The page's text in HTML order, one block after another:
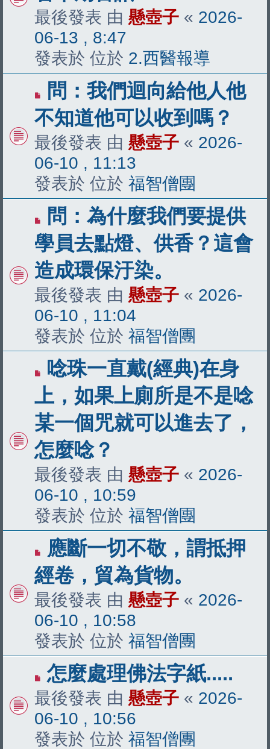
最後發表 由 懸壺子 « 2026-
06-13 , 8:47
發表於 位於 2.西醫報導
有
新
文
章
問：我們迴向給他人他
不知道他可以收到嗎？
最後發表 由 懸壺子 « 2026-
06-10 , 11:13
發表於 位於 福智僧團
有
新
文
章
問：為什麼我們要提供
學員去點燈、供香？這會
造成環保汙染。
最後發表 由 懸壺子 « 2026-
06-10 , 11:04
發表於 位於 福智僧團
有
新
文
章
唸珠一直戴(經典)在身
上，如果上廁所是不是唸
某一個咒就可以進去了，
怎麼唸？
最後發表 由 懸壺子 « 2026-
06-10 , 10:59
發表於 位於 福智僧團
有
新
文
章
應斷一切不敬，謂抵押
經卷，貿為貨物。
最後發表 由 懸壺子 « 2026-
06-10 , 10:58
發表於 位於 福智僧團
有
新
文
章
怎麼處理佛法字紙.....
最後發表 由 懸壺子 « 2026-
06-10 , 10:56
發表於 位於 福智僧團